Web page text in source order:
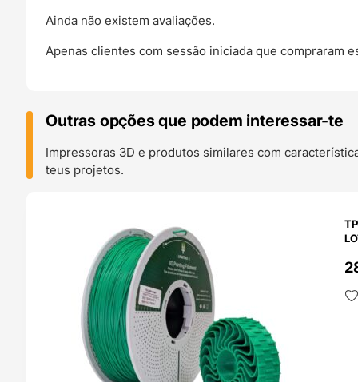
Ainda não existem avaliações.
Apenas clientes com sessão iniciada que compraram
Outras opções que podem interessar-te
Impressoras 3D e produtos similares com
teus projetos.